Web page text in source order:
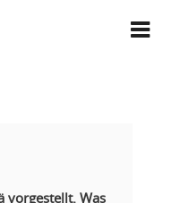
vorgestellt. Was